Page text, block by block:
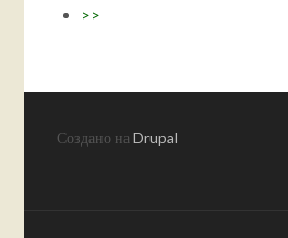
>>
Создано наDrupal